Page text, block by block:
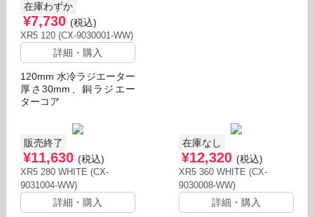
在庫わずか
¥7,730 (税込)
XR5 120 (CX-9030001-WW)
詳細・購入
120mm 水冷ラジエーター
厚さ30mm、銅ラジエー
ターコア
販売終了
¥11,630 (税込)
XR5 280 WHITE (CX-
9031004-WW)
詳細・購入
在庫なし
¥12,320 (税込)
XR5 360 WHITE (CX-
9030008-WW)
詳細・購入